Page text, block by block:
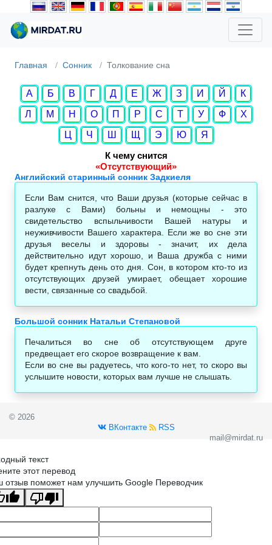
Главная Сонник Толкование сна
А Б В Г Д Е Ж З И Й
К
Л
М Н О П Р С Т У Ф
Х
Ц
Ч Ш Щ Э Ю
Я
К чему снится
«Отсутствующий»
Английский старинный сонник Задкиеля
Если Вам снится, что Ваши друзья (которые сейчас в
разлуке с Вами) больны и немощны - это
свидетельство вспыльчивости Вашей натуры и
неуживчивости Вашего характера. Если же во сне эти
друзья веселы и здоровы - значит, их дела
действительно идут хорошо, и Ваша дружба с ними
будет крепнуть день ото дня. Сон, в котором кто-то из
отсутствующих друзей умирает, обещает хорошие
вести, связанные со свадьбой.
Большой сонник Натальи Степановой
Печалиться во сне об отсутствующем друге
предвещает его скорое возвращение к вам.
Если во сне вы радуетесь, что кого-то нет, то скоро вы
услышите новости, которых вам лучше не слышать.
© 2026
ВКонтакте
RSS
mail@mirdat.ru
текст
этот перевод
отзыв поможет нам улучшить Google Переводчик